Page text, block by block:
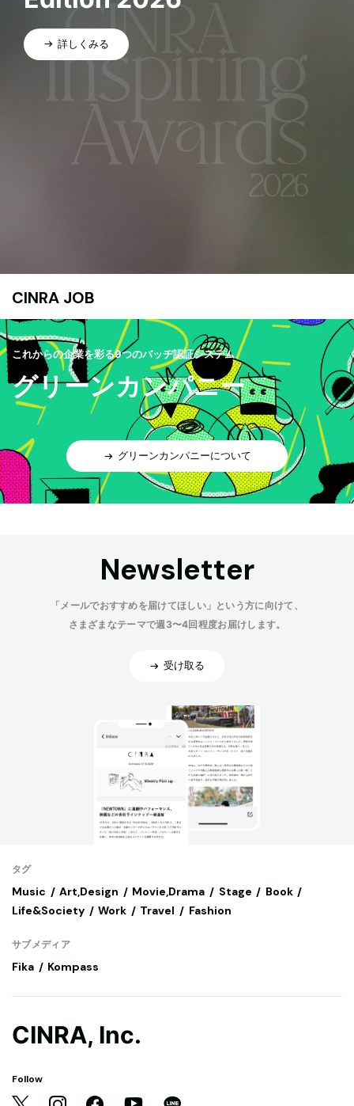
詳しくみる
CINRA JOB
これからの企業を彩る9つのバッヂ認証システム
グリーンカンパニー
グリーンカンパニーについて
Newsletter
「メールでおすすめを届けてほしい」という方に向けて、
さまざまなテーマで週3〜4回程度お届けします。
受け取る
タグ
Music Art,Design Movie,Drama Stage
Book
Life&Society
Work Travel Fashion
サブメディア
Fika Kompass
CINRA, Inc.
Follow